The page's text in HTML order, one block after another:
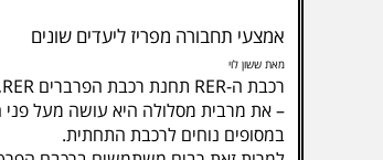
אמצעי תחבורה מפריז ליעדים שונים
מאת ששון לוי
רכבת ה-RER תחנת רכבת הפרברים RER, רכבת הפרברים משלבת את יתרונות הרכבת הרגילה עם יתרונות הרכבת התחתית.
– את מרבית מסלולה היא עושה מעל
במסופים נוחים לרכבת התחתית.